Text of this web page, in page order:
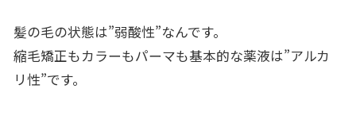
髪の毛の状態は”弱酸性”なんです。
縮毛矯正もカラーもパーマも基本的な薬液は”アルカ
リ性”です。